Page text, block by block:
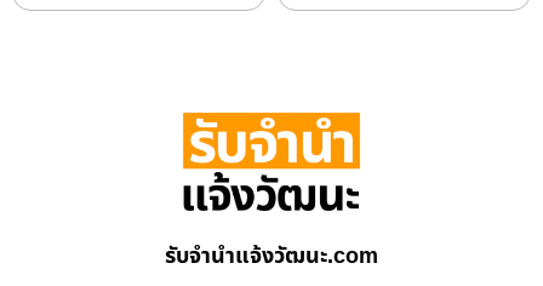
รับจํานําแจ้งวัฒนะ.com